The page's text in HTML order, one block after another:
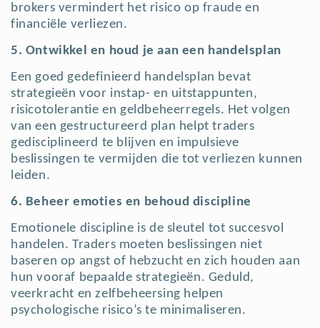
brokers vermindert het risico op fraude en
financiële verliezen.
5. Ontwikkel en houd je aan een handelsplan
Een goed gedefinieerd handelsplan bevat
strategieën voor instap- en uitstappunten,
risicotolerantie en geldbeheerregels. Het volgen
van een gestructureerd plan helpt traders
gedisciplineerd te blijven en impulsieve
beslissingen te vermijden die tot verliezen kunnen
leiden.
6. Beheer emoties en behoud discipline
Emotionele discipline is de sleutel tot succesvol
handelen. Traders moeten beslissingen niet
baseren op angst of hebzucht en zich houden aan
hun vooraf bepaalde strategieën. Geduld,
veerkracht en zelfbeheersing helpen
psychologische risico’s te minimaliseren.